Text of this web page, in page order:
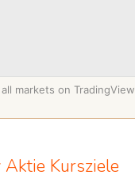
all markets on TradingView
Kursziele